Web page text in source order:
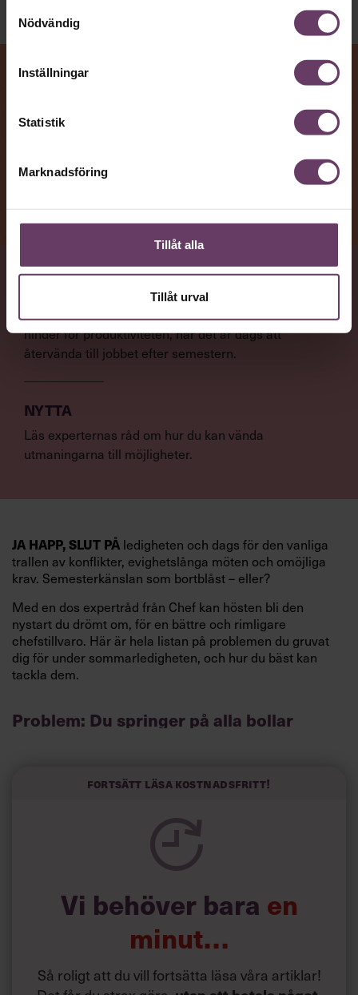
Nödvändig
Inställningar
Statistik
Marknadsföring
Tillåt alla
Tillåt urval
Vanliga problem som kan sänka motivationen och bli
hinder för produktiviteten, när det är dags att
återvända till jobbet efter semestern.
NYTTA
Läs experternas råd om hur du kan vända
utmaningarna till möjligheter.
JA HAPP, SLUT PÅ ledigheten och dags för den vanliga
trallen av konflikter, evighetslånga möten och omöjliga
krav. Semesterkänslan som bortblåst – eller?
Med en dos expertråd från Chef kan hösten bli den
nystart du drömt om, för en bättre och rimligare
chefstillvaro. Här är hela listan på problemen du gruvat
dig för under sommarledigheten, och hur du bäst kan
tackla dem.
Problem: Du springer på alla bollar
att du jobbar. Problemet är bara att den inställningen gör
inte lyckas koncentrera dig på någonting alls när du
springer på alla bollar och försöker sätta dig in i precis
Fortsätt läsa kostnadsfritt!
Vi behöver bara en
minut…
Så roligt att du vill fortsätta läsa våra artiklar!